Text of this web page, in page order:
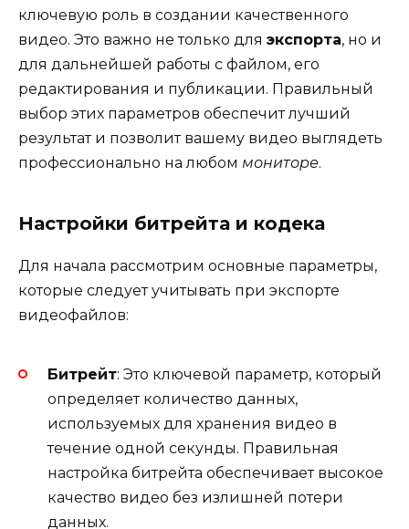
ключевую роль в создании качественного
видео. Это важно не только для экспорта, но и
для дальнейшей работы с файлом, его
редактирования и публикации. Правильный
выбор этих параметров обеспечит лучший
результат и позволит вашему видео выглядеть
профессионально на любом мониторе.
Настройки битрейта и кодека
Для начала рассмотрим основные параметры,
которые следует учитывать при экспорте
видеофайлов:
Битрейт: Это ключевой параметр, который
определяет количество данных,
используемых для хранения видео в
течение одной секунды. Правильная
настройка битрейта обеспечивает высокое
качество видео без излишней потери
данных.